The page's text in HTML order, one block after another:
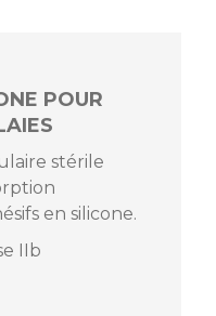
POUR
stérile
en silicone.
IIb